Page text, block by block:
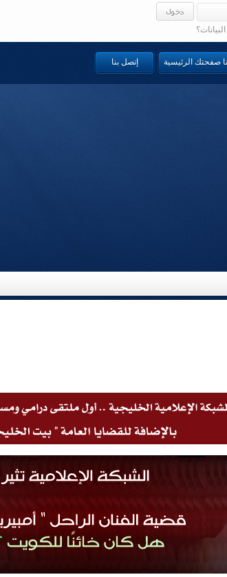
صفحتك الرئيسية إتصل بنا